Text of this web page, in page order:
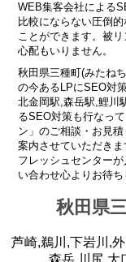
WEB集客会社による
比較にならない圧倒
ことができます。被
心配もいりません。
秋田県三種町(みたね
の今あるLPにSEO対
北金岡駅,森岳駅,鯉川
るSEO対策も行なっ
ン」のご相談・お見
案内させていただき
フレッシュセンター
い合わせ心よりお待ち
秋田県
芦崎,鵜川,下岩川,
森岳,川尻,大